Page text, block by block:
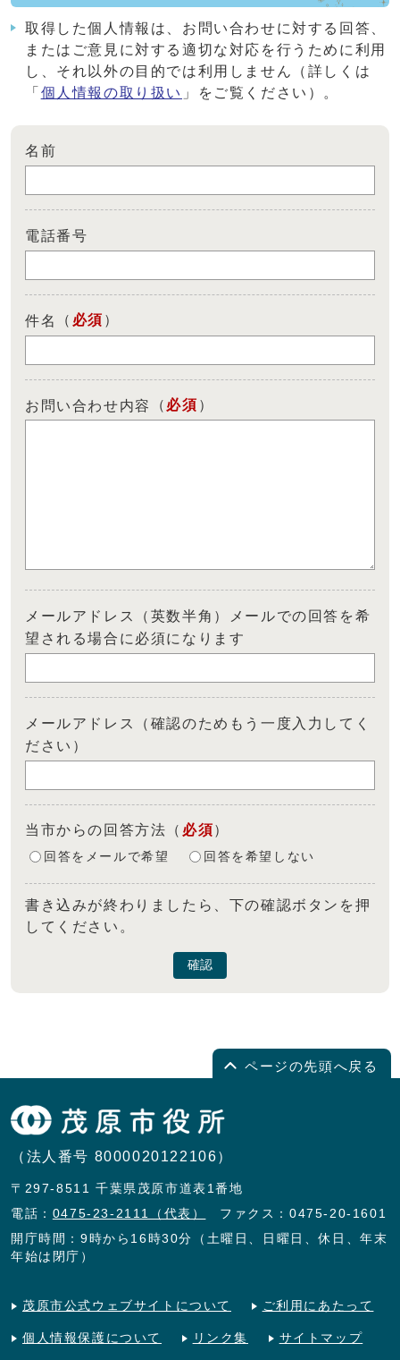
取得した個人情報は、お問い合わせに対する回答、
またはご意見に対する適切な対応を行うために利用
し、それ以外の目的では利用しません（詳しくは
「 個人情報の取り扱い 」をご覧ください）。
名前
電話番号
件名 （ 必須 ）
お問い合わせ内容 （ 必須 ）
メールアドレス（英数半角）メールでの回答を希
望される場合に必須になります
メールアドレス（確認のためもう一度入力してく
ださい）
当市からの回答方法 （ 必須）
回答をメールで希望 回答を希望しない
書き込みが終わりましたら、下の確認ボタンを押
してください。
確認
ページの先頭へ戻る
（法人番号 8000020122106）
〒297-8511 千葉県茂原市道表1番地
電話： 0475-23-2111（代表）
ファクス：0475-20-1601
開庁時間：9時から16時30分（土曜日、日曜日、休日、年末
年始は閉庁）
茂原市公式ウェブサイトについて ご利用にあたって
個人情報保護について リンク集 サイトマップ